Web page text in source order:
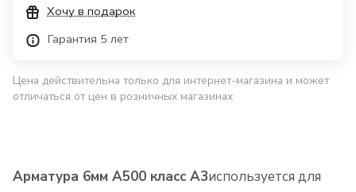
Хочу в подарок
Гарантия 5 лет
Цена действительна только для интернет-магазина и может
отличаться от цен в розничных магазинах
Арматура 6мм А500 класс А3используется для